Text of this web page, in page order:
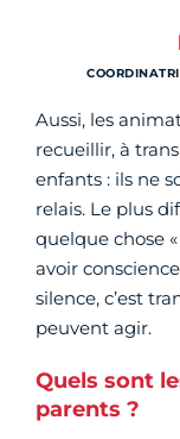
Aussi, les
recueillir, à
enfants : ils ne
relais. Le plus
quelque chose
avoir
silence, c’est
peuvent agir.
Quels sont
parents ?